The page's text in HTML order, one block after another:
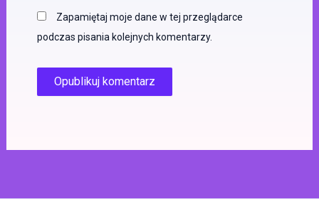
Zapamiętaj moje dane w tej przeglądarce
podczas pisania kolejnych komentarzy.